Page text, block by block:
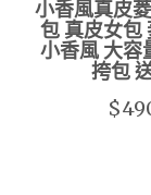
小香風真皮
包 真皮女包
小香風 大容
挎包